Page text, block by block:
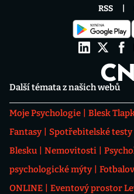
Další témata z našich webů
Moje Psychologie Blesk
Fantasy
Spotřebitelské testy
Blesku
Nemovitosti
psychologické mýty
ONLINE
Eventový prostor
RSS